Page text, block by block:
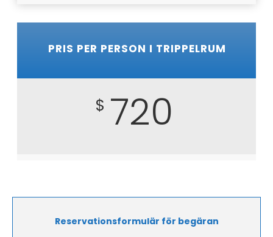
PRIS PER PERSON I TRIPPELRUM
$ 720
Reservationsformulär för begäran